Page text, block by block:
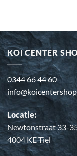
KOI CENTER
0344 66 44 60
Locatie:
Newtonstraat 33-
4004 KE Tiel